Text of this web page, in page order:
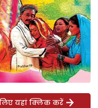
यहां क्लिक करें